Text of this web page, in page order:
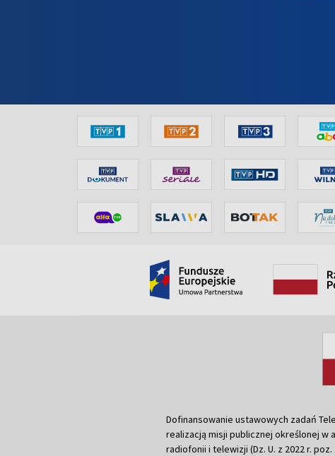
Dofinansowanie ustawowych zadań
realizacją misji publicznej określonej w
radiofonii i telewizji (Dz. U. z 2022 r.